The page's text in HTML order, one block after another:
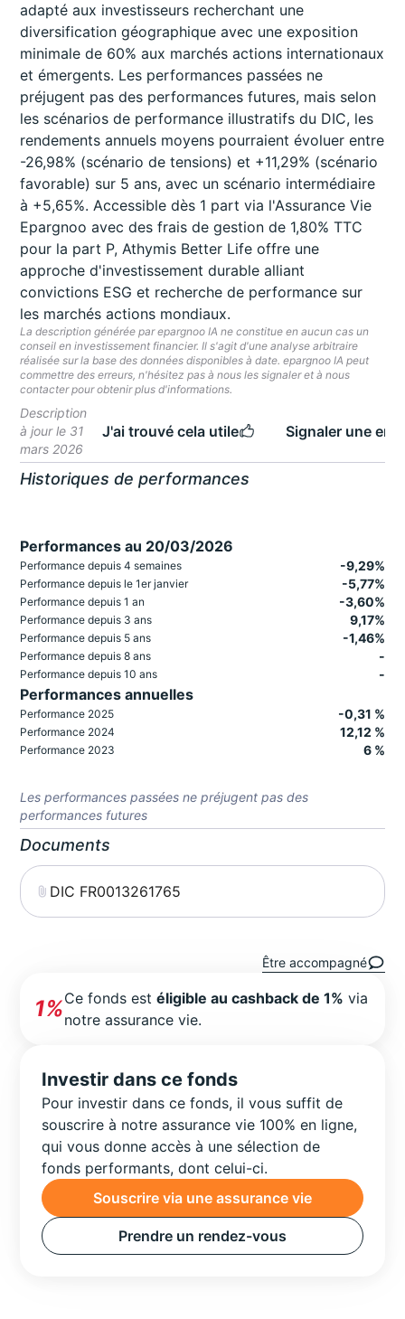
adapté aux investisseurs recherchant une
diversification géographique avec une exposition
minimale de 60% aux marchés actions internationaux
et émergents. Les performances passées ne
préjugent pas des performances futures, mais selon
les scénarios de performance illustratifs du DIC, les
rendements annuels moyens pourraient évoluer entre
-26,98% (scénario de tensions) et +11,29% (scénario
favorable) sur 5 ans, avec un scénario intermédiaire
à +5,65%. Accessible dès 1 part via l'Assurance Vie
Epargnoo avec des frais de gestion de 1,80% TTC
pour la part P, Athymis Better Life offre une
approche d'investissement durable alliant
convictions ESG et recherche de performance sur
les marchés actions mondiaux.
La description générée par epargnoo IA ne constitue en aucun cas un
conseil en investissement financier. Il s'agit d'une analyse arbitraire
réalisée sur la base des données disponibles à date. epargnoo IA peut
commettre des erreurs, n'hésitez pas à nous les signaler et à nous
contacter pour obtenir plus d'informations.
Description
à jour le 31
mars 2026
J'ai trouvé cela utile Signaler une
Historiques de performances
Performances au 20/03/2026
Performance depuis 4 semaines -9,29%
Performance depuis le 1er janvier -5,77%
Performance depuis 1 an -3,60%
Performance depuis 3 ans 9,17%
Performance depuis 5 ans -1,46%
Performance depuis 8 ans -
Performance depuis 10 ans -
Performances annuelles
Performance 2025 -0,31 %
Performance 2024 12,12 %
Performance 2023 6 %
Les performances passées ne préjugent pas des
performances futures
Documents
DIC FR0013261765
Être accompagné
1%Ce fonds estéligible au cashback de 1% via
notre assurance vie.
Investir dans ce fonds
Pour investir dans ce fonds, il vous suffit de
souscrire à notre assurance vie 100% en ligne,
qui vous donne accès à une sélection de
fonds performants, dont celui-ci.
Souscrire via une assurance vie
Prendre un rendez-vous